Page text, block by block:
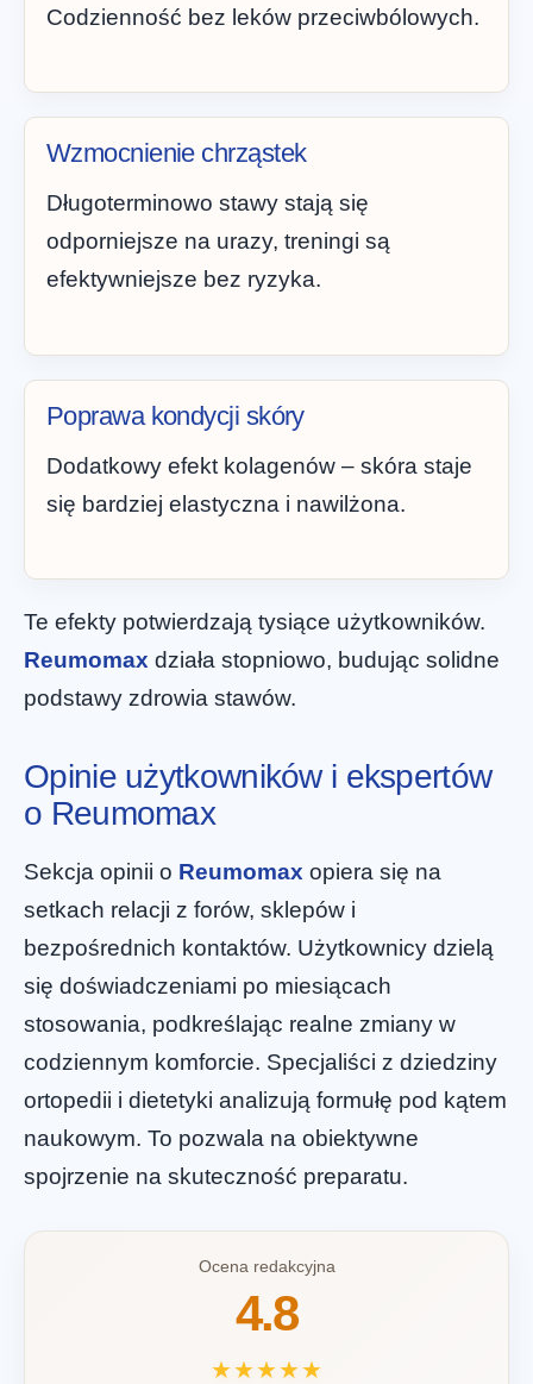
Codzienność bez leków przeciwbólowych.
Wzmocnienie chrząstek
Długoterminowo stawy stają się
odporniejsze na urazy, treningi są
efektywniejsze bez ryzyka.
Poprawa kondycji skóry
Dodatkowy efekt kolagenów – skóra staje
się bardziej elastyczna i nawilżona.
Te efekty potwierdzają tysiące użytkowników.
Reumomax działa stopniowo, budując solidne
podstawy zdrowia stawów.
Opinie użytkowników i ekspertów
o Reumomax
Sekcja opinii o Reumomax opiera się na
setkach relacji z forów, sklepów i
bezpośrednich kontaktów. Użytkownicy dzielą
się doświadczeniami po miesiącach
stosowania, podkreślając realne zmiany w
codziennym komforcie. Specjaliści z dziedziny
ortopedii i dietetyki analizują formułę pod kątem
naukowym. To pozwala na obiektywne
spojrzenie na skuteczność preparatu.
Ocena redakcyjna
4.8
★★★★★